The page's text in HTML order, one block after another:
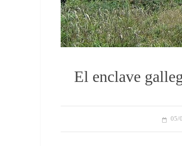
El enclave
05/